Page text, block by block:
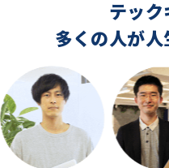
テック
多くの人が人